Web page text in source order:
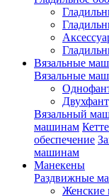
Вязальные
Вязальные
Вязальный
машинам
обеспечение
машинам
Манекены
Раздвижные
Женские